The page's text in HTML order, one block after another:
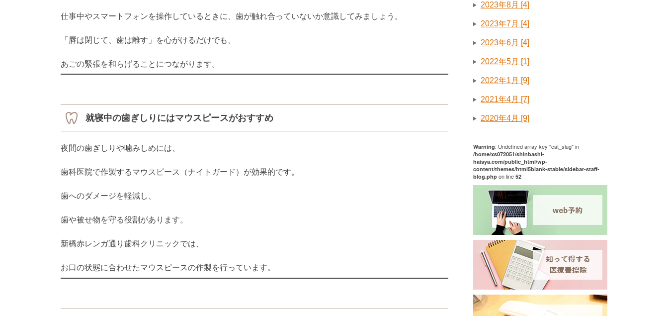
仕事中やスマートフォンを操作しているときに、歯が触れ合っていないか意識してみましょう。
「唇は閉じて、歯は離す」を心がけるだけでも、
あごの緊張を和らげることにつながります。
就寝中の歯ぎしりにはマウスピースがおすすめ
夜間の歯ぎしりや噛みしめには、
歯科医院で作製するマウスピース（ナイトガード）が効果的です。
歯へのダメージを軽減し、
歯や被せ物を守る役割があります。
新橋赤レンガ通り歯科クリニックでは、
お口の状態に合わせたマウスピースの作製を行っています。
2023年8月 [4]
2023年7月 [4]
2023年6月 [4]
2022年5月 [1]
2022年1月 [9]
2021年4月 [7]
2020年4月 [9]
Warning: Undefined array key "cat_slug" in
/home/xs072051/shinbashi-
haisya.com/public_html/wp-
content/themes/html5blank-stable/sidebar-staff-
blog.php on line 52